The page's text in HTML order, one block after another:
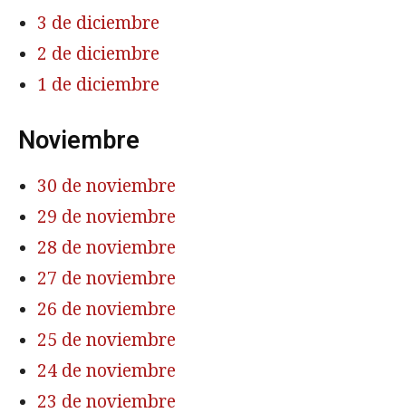
3 de diciembre
2 de diciembre
1 de diciembre
Noviembre
30 de noviembre
29 de noviembre
28 de noviembre
27 de noviembre
26 de noviembre
25 de noviembre
24 de noviembre
23 de noviembre